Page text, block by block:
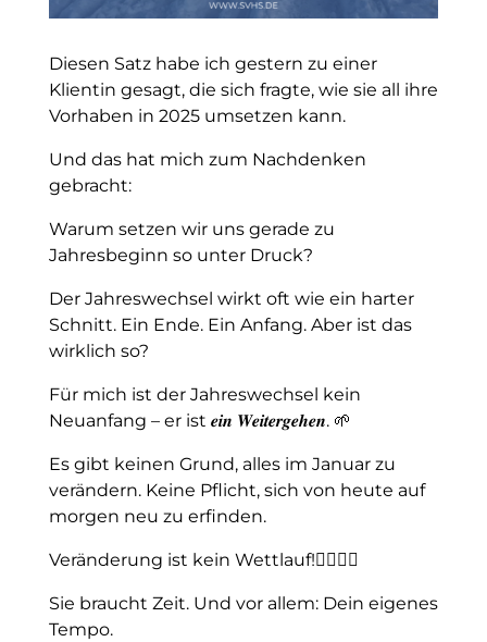
Diesen Satz habe ich gestern zu einer
Klientin gesagt, die sich fragte, wie sie all ihre
Vorhaben in 2025 umsetzen kann.
Und das hat mich zum Nachdenken
gebracht:
Warum setzen wir uns gerade zu
Jahresbeginn so unter Druck?
Der Jahreswechsel wirkt oft wie ein harter
Schnitt. Ein Ende. Ein Anfang. Aber ist das
wirklich so?
Für mich ist der Jahreswechsel kein
Neuanfang – er ist 𝒆𝒊𝒏 𝑾𝒆𝒊𝒕𝒆𝒓𝒈𝒆𝒉𝒆𝒏. 🌱
Es gibt keinen Grund, alles im Januar zu
verändern. Keine Pflicht, sich von heute auf
morgen neu zu erfinden.
Veränderung ist kein Wettlauf!🏃‍♀️🏃‍♂️
Sie braucht Zeit. Und vor allem: Dein eigenes
Tempo.